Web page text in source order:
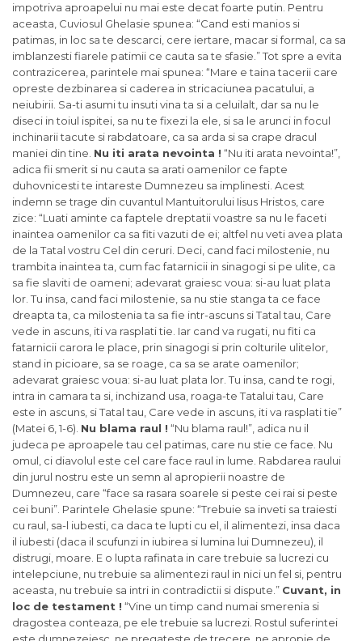
impotriva aproapelui nu mai este decat foarte putin. Pentru
aceasta, Cuviosul Ghelasie spunea: “Cand esti manios si
patimas, in loc sa te descarci, cere iertare, macar si formal, ca sa
imblanzesti fiarele patimii ce cauta sa te sfasie.” Tot spre a evita
contrazicerea, parintele mai spunea: “Mare e taina tacerii care
opreste dezbinarea si caderea in stricaciunea pacatului, a
neiubirii. Sa-ti asumi tu insuti vina ta si a celuilalt, dar sa nu le
diseci in toiul ispitei, sa nu te fixezi la ele, si sa le arunci in focul
inchinarii tacute si rabdatoare, ca sa arda si sa crape dracul
maniei din tine. Nu iti arata nevointa ! “Nu iti arata nevointa!”,
adica fii smerit si nu cauta sa arati oamenilor ce fapte
duhovnicesti te intareste Dumnezeu sa implinesti. Acest
indemn se trage din cuvantul Mantuitorului Iisus Hristos, care
zice: “Luati aminte ca faptele dreptatii voastre sa nu le faceti
inaintea oamenilor ca sa fiti vazuti de ei; altfel nu veti avea plata
de la Tatal vostru Cel din ceruri. Deci, cand faci milostenie, nu
trambita inaintea ta, cum fac fatarnicii in sinagogi si pe ulite, ca
sa fie slaviti de oameni; adevarat graiesc voua: si-au luat plata
lor. Tu insa, cand faci milostenie, sa nu stie stanga ta ce face
dreapta ta, ca milostenia ta sa fie intr-ascuns si Tatal tau, Care
vede in ascuns, iti va rasplati tie. Iar cand va rugati, nu fiti ca
fatarnicii carora le place, prin sinagogi si prin colturile ulitelor,
stand in picioare, sa se roage, ca sa se arate oamenilor;
adevarat graiesc voua: si-au luat plata lor. Tu insa, cand te rogi,
intra in camara ta si, inchizand usa, roaga-te Tatalui tau, Care
este in ascuns, si Tatal tau, Care vede in ascuns, iti va rasplati tie”
(Matei 6, 1-6). Nu blama raul ! “Nu blama raul!”, adica nu il
judeca pe aproapele tau cel patimas, care nu stie ce face. Nu
omul, ci diavolul este cel care face raul in lume. Rabdarea raului
din jurul nostru este un semn al apropierii noastre de
Dumnezeu, care “face sa rasara soarele si peste cei rai si peste
cei buni”. Parintele Ghelasie spune: “Trebuie sa inveti sa traiesti
cu raul, sa-l iubesti, ca daca te lupti cu el, il alimentezi, insa daca
il iubesti (daca il scufunzi in iubirea si lumina lui Dumnezeu), il
distrugi, moare. E o lupta rafinata in care trebuie sa lucrezi cu
intelepciune, nu trebuie sa alimentezi raul in nici un fel si, pentru
aceasta, nu trebuie sa intri in contradictii si dispute.” Cuvant, in
loc de testament ! “Vine un timp cand numai smerenia si
dragostea conteaza, pe ele trebuie sa lucrezi. Rostul suferintei